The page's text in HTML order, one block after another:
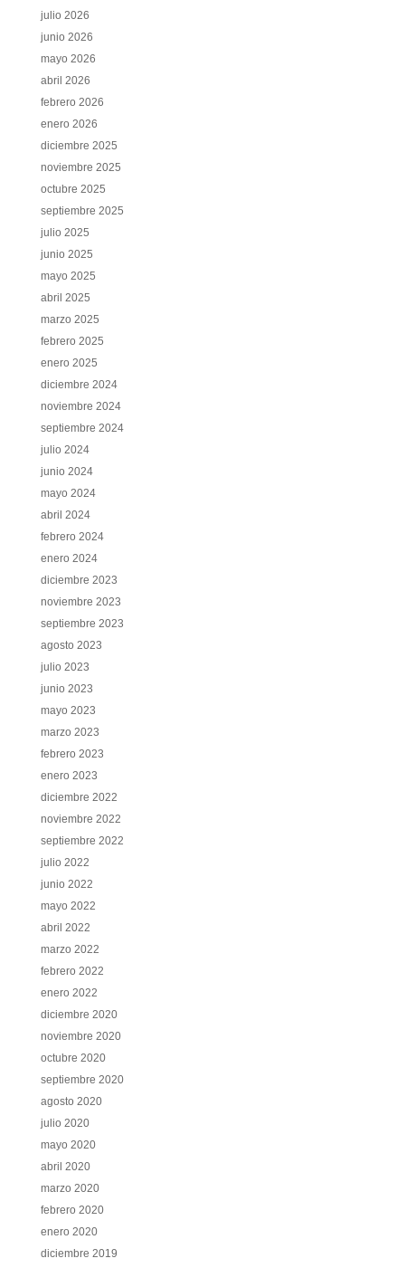
julio 2026
junio 2026
mayo 2026
abril 2026
febrero 2026
enero 2026
diciembre 2025
noviembre 2025
octubre 2025
septiembre 2025
julio 2025
junio 2025
mayo 2025
abril 2025
marzo 2025
febrero 2025
enero 2025
diciembre 2024
noviembre 2024
septiembre 2024
julio 2024
junio 2024
mayo 2024
abril 2024
febrero 2024
enero 2024
diciembre 2023
noviembre 2023
septiembre 2023
agosto 2023
julio 2023
junio 2023
mayo 2023
marzo 2023
febrero 2023
enero 2023
diciembre 2022
noviembre 2022
septiembre 2022
julio 2022
junio 2022
mayo 2022
abril 2022
marzo 2022
febrero 2022
enero 2022
diciembre 2020
noviembre 2020
octubre 2020
septiembre 2020
agosto 2020
julio 2020
mayo 2020
abril 2020
marzo 2020
febrero 2020
enero 2020
diciembre 2019